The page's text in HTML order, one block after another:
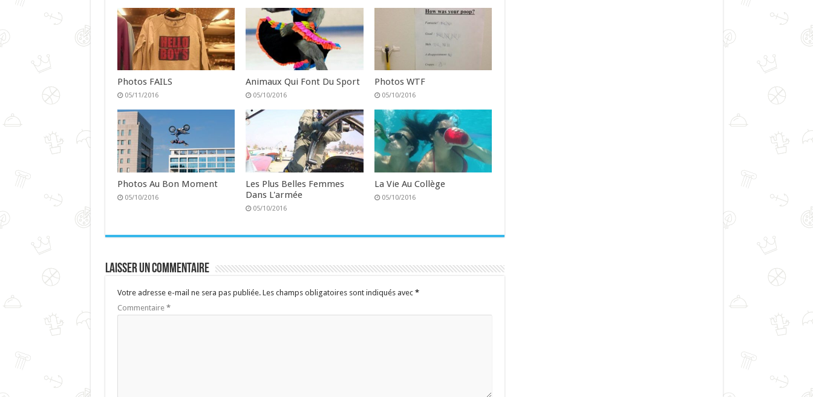
Photos FAILS
05/11/2016
Animaux Qui Font Du Sport
05/10/2016
Photos WTF
05/10/2016
Photos Au Bon Moment
05/10/2016
Les Plus Belles Femmes
Dans L'armée
05/10/2016
La Vie Au Collège
05/10/2016
Laisser un commentaire
Votre adresse e-mail ne sera pas publiée. Les champs obligatoires sont indiqués avec *
Commentaire *